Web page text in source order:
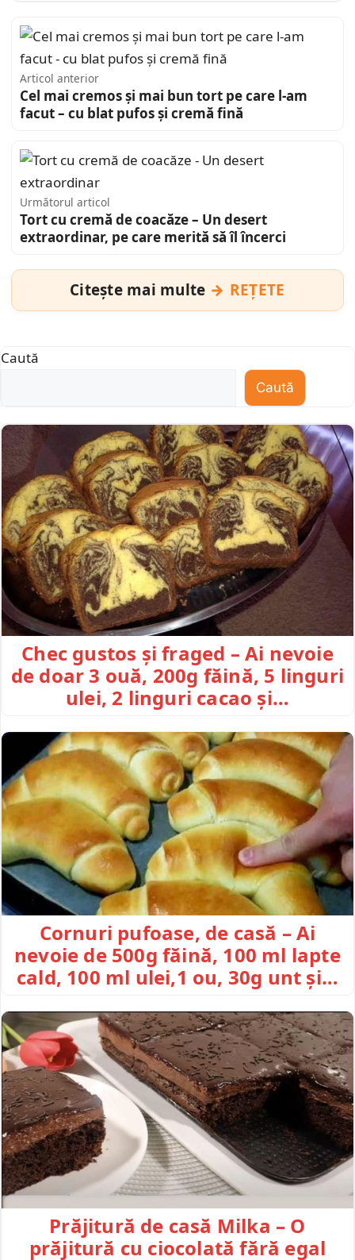
Articol anterior
Cel mai cremos și mai bun tort pe care l-am
facut – cu blat pufos și cremă fină
Următorul articol
Tort cu cremă de coacăze – Un desert
extraordinar, pe care merită să îl încerci
Citește mai multe REȚETE
Caută
Caută
Chec gustos și fraged – Ai nevoie
de doar 3 ouă, 200g făină, 5 linguri
ulei, 2 linguri cacao și…
Cornuri pufoase, de casă – Ai
nevoie de 500g făină, 100 ml lapte
cald, 100 ml ulei,1 ou, 30g unt și…
Prăjitură de casă Milka – O
prăjitură cu ciocolată fără egal